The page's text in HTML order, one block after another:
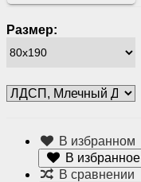
Размер:
В избранном
В избранное
В сравнении